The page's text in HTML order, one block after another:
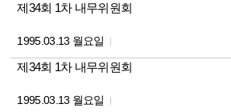
제34회 1차 내무위원회
1995.03.13 월요일
제34회 1차 내무위원회
1995.03.13 월요일